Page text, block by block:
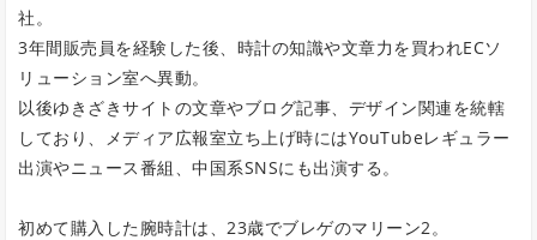
社。
3年間販売員を経験した後、時計の知識や文章力を買われECソ
リューション室へ異動。
以後ゆきざきサイトの文章やブログ記事、デザイン関連を統轄
しており、メディア広報室立ち上げ時にはYouTubeレギュラー
出演やニュース番組、中国系SNSにも出演する。
初めて購入した腕時計は、23歳でブレゲのマリーン2。